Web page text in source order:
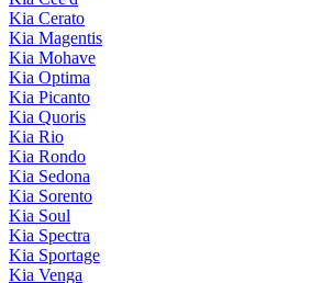
Kia Cerato
Kia Magentis
Kia Mohave
Kia Optima
Kia Picanto
Kia Quoris
Kia Rio
Kia Rondo
Kia Sedona
Kia Sorento
Kia Soul
Kia Spectra
Kia Sportage
Kia Venga